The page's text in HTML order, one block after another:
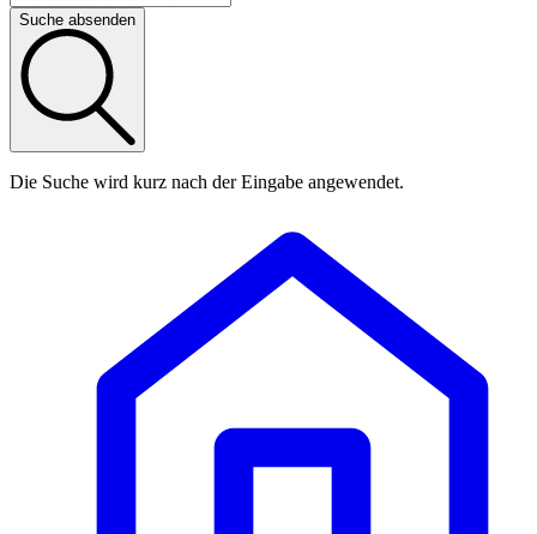
Suche absenden
Die Suche wird kurz nach der Eingabe angewendet.